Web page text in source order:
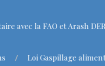
avec la FAO et Arash
Loi Gaspillage